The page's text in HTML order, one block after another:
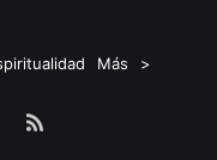
Más >